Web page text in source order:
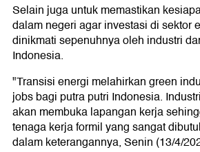
Selain juga untuk memastikan
dalam negeri agar investasi di sektor
dinikmati sepenuhnya oleh industri
Indonesia.
"Transisi energi melahirkan green
jobs bagi putra putri Indonesia.
akan membuka lapangan kerja
tenaga kerja formil yang sangat
dalam keterangannya, Senin (13/4/